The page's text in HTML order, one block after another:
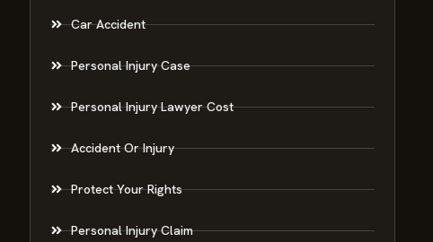
Car Accident
Personal Injury Case
Personal Injury Lawyer Cost
Accident Or Injury
Protect Your Rights
Personal Injury Claim